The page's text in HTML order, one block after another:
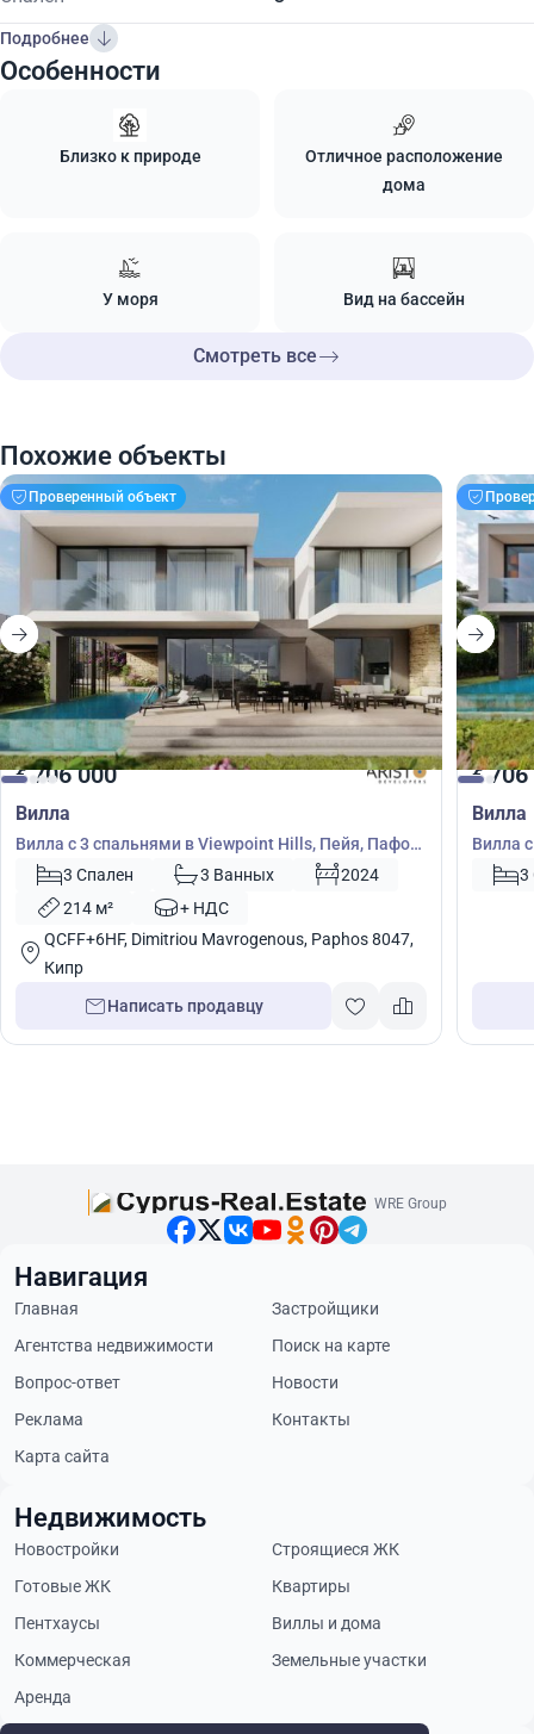
Подробнее
Особенности
Близко к природе
Отличное расположение
дома
У моря Вид на бассейн
Смотреть все
Похожие объекты
Проверенный объект
€706 000
Вилла
Вилла с 3 спальнями в Viewpoint Hills, Пейя, Пафос,
Кипр № 9185
3 Спален 3 Ванных
2024
214 м²
+ НДС
QCFF+6HF, Dimitriou Mavrogenous, Paphos 8047,
Кипр
Написать продавцу
€706
Вилла
Вилла
3
WRE Group
Навигация
Главная
Застройщики
Агентства недвижимости
Поиск на карте
Вопрос-ответ
Новости
Реклама
Контакты
Карта сайта
Недвижимость
Новостройки
Строящиеся ЖК
Готовые ЖК
Квартиры
Пентхаусы
Виллы и дома
Коммерческая
Земельные участки
Аренда